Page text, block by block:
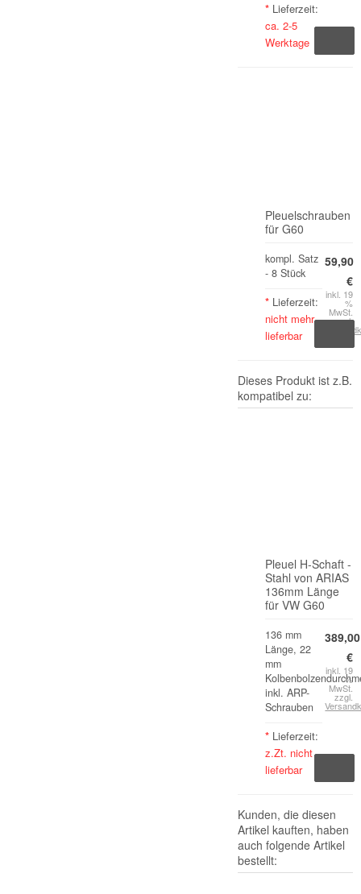
* Lieferzeit:
ca. 2-5
Werktage
Pleuelschrauben
für G60
kompl. Satz
- 8 Stück
* Lieferzeit:
nicht mehr
lieferbar
59,90
€
inkl. 19
%
MwSt.
zzgl.
Dieses Produkt ist z.B.
kompatibel zu:
Pleuel H-Schaft -
Stahl von ARIAS
136mm Länge
für VW G60
136 mm
Länge, 22
mm
inkl. ARP-
Schrauben
* Lieferzeit:
z.Zt. nicht
lieferbar
389,00
€
inkl. 19
%
MwSt.
zzgl.
Kunden, die diesen
Artikel kauften, haben
auch folgende Artikel
bestellt: